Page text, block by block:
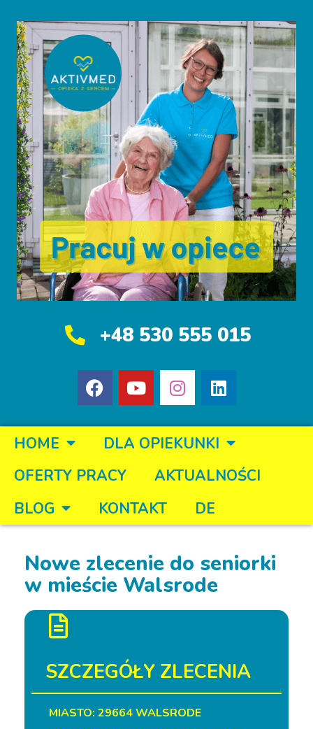
+48 530 555 015
HOME
DLA OPIEKUNKI
OFERTY PRACY
AKTUALNOŚCI
BLOG
KONTAKT DE
Nowe zlecenie do seniorki
w mieście Walsrode
SZCZEGÓŁY ZLECENIA
MIASTO: 29664 WALSRODE